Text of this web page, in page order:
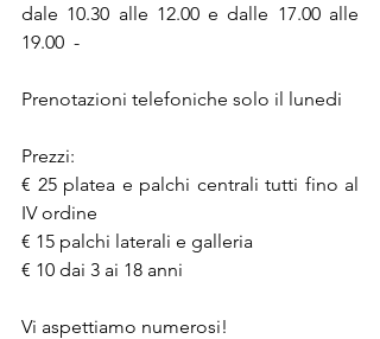
dale 10.30 alle 12.00 e dalle 17.00 alle
19.00  -
Prenotazioni telefoniche solo il lunedi
Prezzi:
€ 25 platea e palchi centrali tutti fino al
IV ordine
€ 15 palchi laterali e galleria
€ 10 dai 3 ai 18 anni
Vi aspettiamo numerosi!